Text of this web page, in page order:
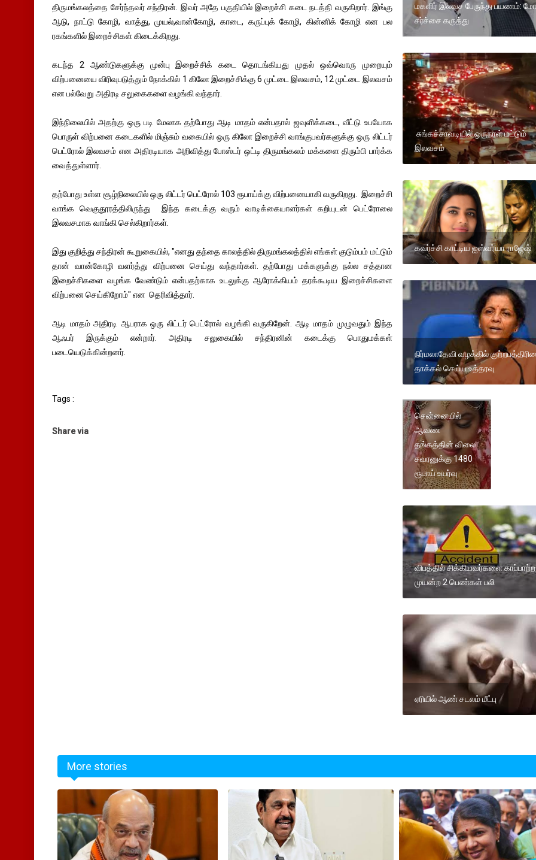
திருமங்கலத்தை சேர்ந்தவர் சந்திரன். இவர் அதே பகுதியில் இறைச்சி கடை நடத்தி வருகிறார். இங்கு
ஆடு, நாட்டு கோழி, வாத்து, முயல்,வான்கோழி, காடை, கருப்புக் கோழி, கின்னிக் கோழி என பல
ரகங்களில் இறைச்சிகள் கிடைக்கிறது.
கடந்த 2 ஆண்டுகளுக்கு முன்பு இறைச்சிக் கடை தொடங்கியது முதல் ஒவ்வொரு முறையும்
விற்பனையை விரிவுபடுத்தும் நோக்கில் 1 கிலோ இறைச்சிக்கு 6 முட்டை இலவசம், 12 முட்டை இலவசம்
என பல்வேறு அதிரடி சலுகைகளை வழங்கி வந்தார்.
இந்நிலையில் அதற்கு ஒரு படி மேலாக தற்போது ஆடி மாதம் என்பதால் ஜவுளிக்கடை, வீட்டு உபயோக
பொருள் விற்பனை கடைகளில் மிஞ்சும் வகையில் ஒரு கிலோ இறைச்சி வாங்குபவர்களுக்கு ஒரு லிட்டர்
பெட்ரோல் இலவசம் என அதிரடியாக அறிவித்து போஸ்டர் ஒட்டி திருமங்கலம் மக்களை திரும்பி பார்க்க
வைத்துள்ளார்.
தற்போது உள்ள சூழ்நிலையில் ஒரு லிட்டர் பெட்ரோல் 103 ரூபாய்க்கு விற்பனையாகி வருகிறது. இறைச்சி
வாங்க வெகுதூரத்திலிருந்து இந்த கடைக்கு வரும் வாடிக்கையாளர்கள் கறியுடன் பெட்ரோலை
இலவசமாக வாங்கி செல்கிறார்கள்.
இது குறித்து சந்திரன் கூறுகையில், "எனது தந்தை காலத்தில் திருமங்கலத்தில் எங்கள் குடும்பம் மட்டும்
தான் வான்கோழி வளர்த்து விற்பனை செய்து வந்தார்கள். தற்போது மக்களுக்கு நல்ல சத்தான
இறைச்சிகளை வழங்க வேண்டும் என்பதற்காக உடலுக்கு ஆரோக்கியம் தரக்கூடிய இறைச்சிகளை
விற்பனை செய்கிறோம்" என தெரிவித்தார்.
ஆடி மாதம் அதிரடி ஆபராக ஒரு லிட்டர் பெட்ரோல் வழங்கி வருகிறேன். ஆடி மாதம் முழுவதும் இந்த
ஆஃபர் இருக்கும் என்றார். அதிரடி சலுகையில் சந்திரனின் கடைக்கு பொதுமக்கள்
படையெடுக்கின்றனர்.
Tags :
Share via
மகளிர் இலவச பேருந்து பயணம்:
சர்ச்சை கருத்து
சுங்கச்சாவடியில் ஒருநாள் மட்டும்
இலவசம்
கவர்ச்சி காட்டிய ஐஸ்வர்யா ராஜேஷ்
நிர்மலாதேவி வழக்கில்
தாக்கல் செய்ய உத்தரவு
சென்னையில்
ஆவண
தங்கத்தின் விலை
சவரனுக்கு 1480
ரூபாய் உயர்வு
விபத்தில் சிக்கியவர்களை காப்பாற்ற
முயன்ற 2 பெண்கள் பலி
ஏரியில் ஆண் சடலம் மீட்பு
More stories